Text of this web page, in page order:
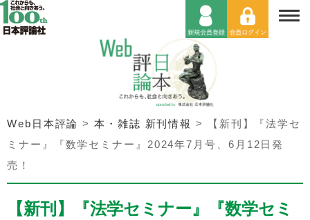
Web日本評論 >本・雑誌 新刊情報 >
【新刊】『法学セ
ミナー』『数学セミナー』2024年7月号、6月12日発
売！
【新刊】『法学セミナー』『数学セミ